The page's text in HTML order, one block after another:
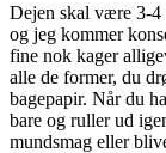
Dejen skal være 3-4
og jeg kommer
fine nok kager
alle de former, du
bagepapir. Når du
bare og ruller ud
mundsmag eller